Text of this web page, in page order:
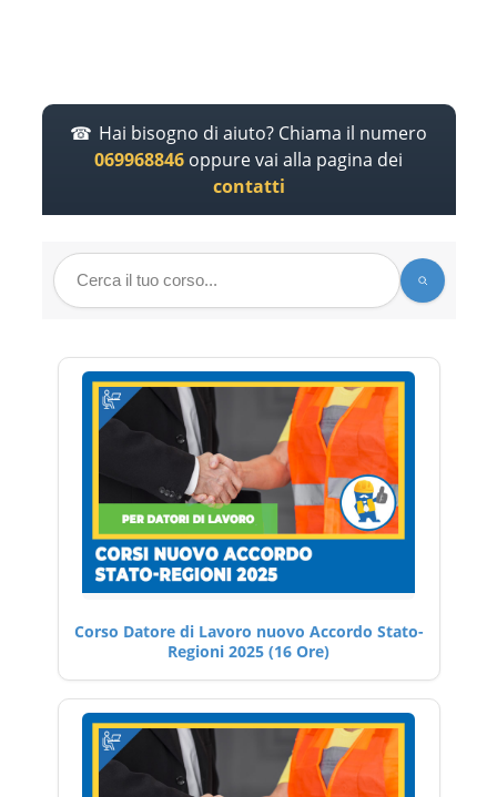
Hai bisogno di aiuto? Chiama il numero
069968846 oppure vai alla pagina dei
contatti
Corso Datore di Lavoro nuovo Accordo Stato-
Regioni 2025 (16 Ore)